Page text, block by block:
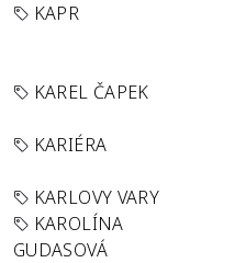
KAPR
KAREL ČAPEK
KARIÉRA
KARLOVY VARY
KAROLÍNA
GUDASOVÁ